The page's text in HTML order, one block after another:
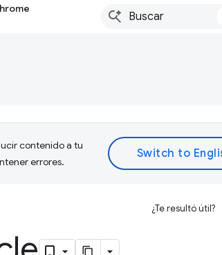
contenido a tu
errores.
¿Te resultó útil?